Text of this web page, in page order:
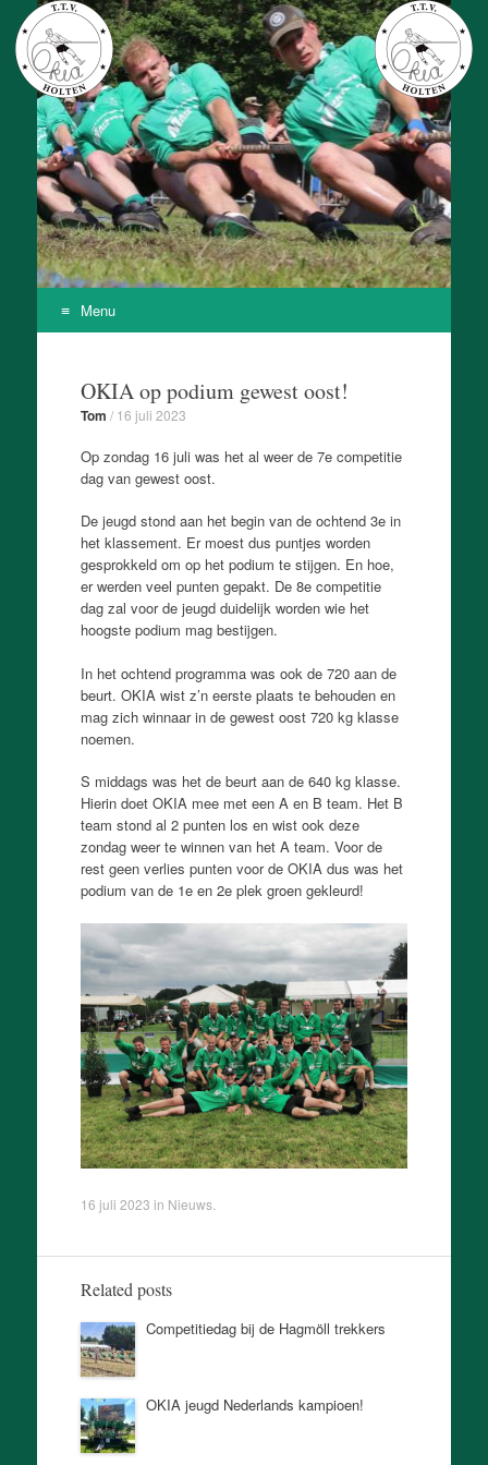
T.T.V. Okia
Onze Kracht Is Achteruit
Menu
contentOKIA op podium gewest oost!
Tom / 16 juli 2023
Op zondag 16 juli was het al weer de 7e competitie
dag van gewest oost.
De jeugd stond aan het begin van de ochtend 3e in
het klassement. Er moest dus puntjes worden
gesprokkeld om op het podium te stijgen. En hoe,
er werden veel punten gepakt. De 8e competitie
dag zal voor de jeugd duidelijk worden wie het
hoogste podium mag bestijgen.
In het ochtend programma was ook de 720 aan de
beurt. OKIA wist z’n eerste plaats te behouden en
mag zich winnaar in de gewest oost 720 kg klasse
noemen.
S middags was het de beurt aan de 640 kg klasse.
Hierin doet OKIA mee met een A en B team. Het B
team stond al 2 punten los en wist ook deze
zondag weer te winnen van het A team. Voor de
rest geen verlies punten voor de OKIA dus was het
podium van de 1e en 2e plek groen gekleurd!
16 juli 2023 in Nieuws.
Related posts
Competitiedag bij de Hagmöll trekkers
OKIA jeugd Nederlands kampioen!